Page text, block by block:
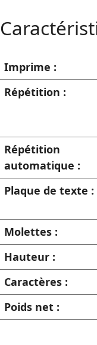
Imprime :
Répétition :
Répétition
automatique :
Plaque de texte :
Molettes :
Hauteur :
Caractères :
Poids net :